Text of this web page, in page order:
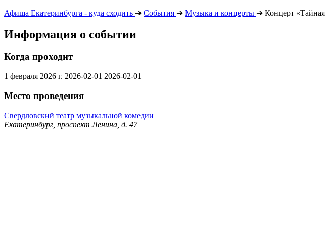
Афиша Екатеринбурга - куда сходить ➔ События ➔ Музыка и концерты ➔ Концерт
Информация о событии
Когда проходит
1 февраля 2026 г. 2026-02-01 2026-02-01
Место проведения
Свердловский театр музыкальной комедии
Екатеринбург, проспект Ленина, д. 47